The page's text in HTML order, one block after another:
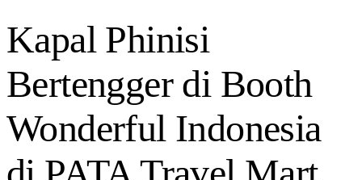
Kapal Phinisi
Bertengger di Booth
Wonderful Indonesia